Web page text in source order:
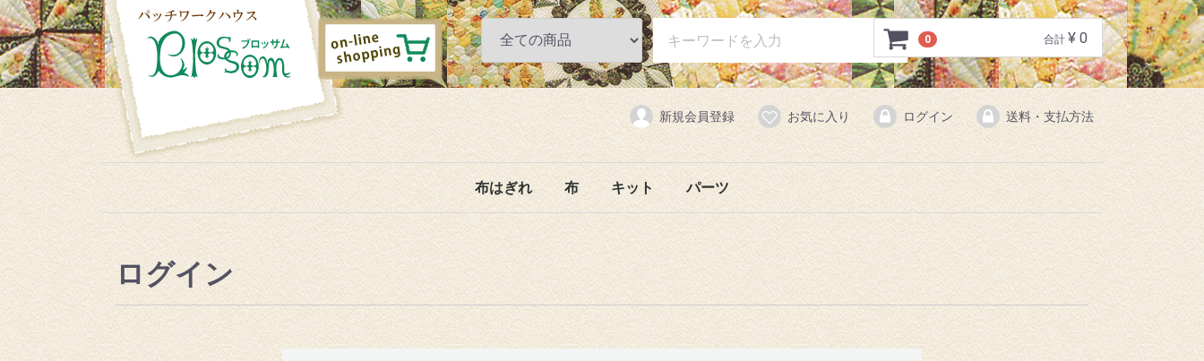
パッチワ
ークハウ
ス
Blossom(ブ
ロッサ
0 合計 ¥ 0
新規会員登録 お気に入り ログイン 送料・支払方法
布はぎれ 布
織柄
花柄
織柄
ミッチーコレクション
USA
ジャガード
ボイル
ボーダー
無地
その他
キット パーツ
ログイン